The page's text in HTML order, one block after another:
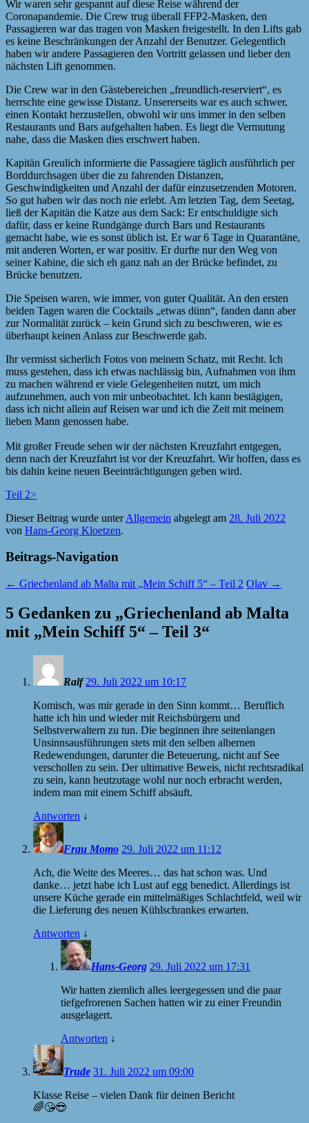
Wir waren sehr gespannt auf diese Reise während der
Coronapandemie. Die Crew trug überall FFP2-Masken, den
Passagieren war das tragen von Masken freigestellt. In den Lifts gab
es keine Beschränkungen der Anzahl der Benutzer. Gelegentlich
haben wir andere Passagieren den Vortritt gelassen und lieber den
nächsten Lift genommen.
Die Crew war in den Gästebereichen „freundlich-reserviert“, es
herrschte eine gewisse Distanz. Unsererseits war es auch schwer,
einen Kontakt herzustellen, obwohl wir uns immer in den selben
Restaurants und Bars aufgehalten haben. Es liegt die Vermutung
nahe, dass die Masken dies erschwert haben.
Kapitän Greulich informierte die Passagiere täglich ausführlich per
Borddurchsagen über die zu fahrenden Distanzen,
Geschwindigkeiten und Anzahl der dafür einzusetzenden Motoren.
So gut haben wir das noch nie erlebt. Am letzten Tag, dem Seetag,
ließ der Kapitän die Katze aus dem Sack: Er entschuldigte sich
dafür, dass er keine Rundgänge durch Bars und Restaurants
gemacht habe, wie es sonst üblich ist. Er war 6 Tage in Quarantäne,
mit anderen Worten, er war positiv. Er durfte nur den Weg von
seiner Kabine, die sich eh ganz nah an der Brücke befindet, zu
Brücke benutzen.
Die Speisen waren, wie immer, von guter Qualität. An den ersten
beiden Tagen waren die Cocktails „etwas dünn“, fanden dann aber
zur Normalität zurück – kein Grund sich zu beschweren, wie es
überhaupt keinen Anlass zur Beschwerde gab.
Ihr vermisst sicherlich Fotos von meinem Schatz, mit Recht. Ich
muss gestehen, dass ich etwas nachlässig bin, Aufnahmen von ihm
zu machen während er viele Gelegenheiten nutzt, um mich
aufzunehmen, auch von mir unbeobachtet. Ich kann bestägigen,
dass ich nicht allein auf Reisen war und ich die Zeit mit meinem
lieben Mann genossen habe.
Mit großer Freude sehen wir der nächsten Kreuzfahrt entgegen,
denn nach der Kreuzfahrt ist vor der Kreuzfahrt. Wir hoffen, dass es
bis dahin keine neuen Beeinträchtigungen geben wird.
Teil 2>
Dieser Beitrag wurde unterAllgemein abgelegt am 28. Juli 2022
von Hans-Georg Kloetzen.
Beitrags-Navigation
← Griechenland ab Malta mit „Mein Schiff 5“ – Teil 2 Olav →
5 Gedanken zu „Griechenland ab Malta
mit „Mein Schiff 5“ – Teil 3“
Ralf 29. Juli 2022 um 10:17
Komisch, was mir gerade in den Sinn kommt… Beruflich
hatte ich hin und wieder mit Reichsbürgern und
Selbstverwaltern zu tun. Die beginnen ihre seitenlangen
Unsinnsausführungen stets mit den selben albernen
Redewendungen, darunter die Beteuerung, nicht auf See
verschollen zu sein. Der ultimative Beweis, nicht rechtsradikal
zu sein, kann heutzutage wohl nur noch erbracht werden,
indem man mit einem Schiff absäuft.
Antworten ↓
Frau Momo 29. Juli 2022 um 11:12
Ach, die Weite des Meeres… das hat schon was. Und
danke… jetzt habe ich Lust auf egg benedict. Allerdings ist
unsere Küche gerade ein mittelmäßiges Schlachtfeld, weil wir
die Lieferung des neuen Kühlschrankes erwarten.
Antworten ↓
Hans-Georg 29. Juli 2022 um 17:31
Wir hatten ziemlich alles leergegessen und die paar
tiefgefrorenen Sachen hatten wir zu einer Freundin
ausgelagert.
Antworten ↓
Trude 31. Juli 2022 um 09:00
Klasse Reise – vielen Dank für deinen Bericht
🌈😘😎